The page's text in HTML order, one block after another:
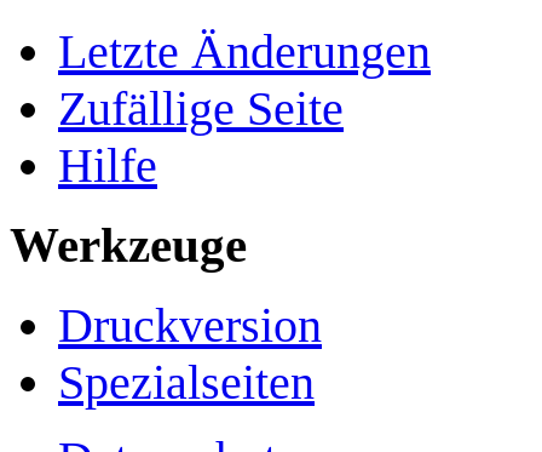
Letzte Änderungen
Zufällige Seite
Hilfe
Werkzeuge
Druckversion
Spezialseiten